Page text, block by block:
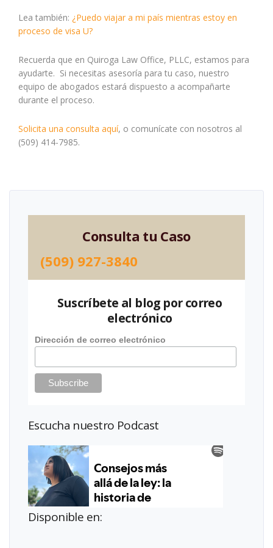
Lea también: ¿Puedo viajar a mi país mientras estoy en
proceso de visa U?
Recuerda que en Quiroga Law Office, PLLC, estamos para
ayudarte. Si necesitas asesoría para tu caso, nuestro
equipo de abogados estará dispuesto a acompañarte
durante el proceso.
Solicita una consulta aquí, o comunícate con nosotros al
(509) 414-7985.
Consulta tu Caso
(509) 927-3840
Suscríbete al blog por correo
electrónico
Dirección de correo electrónico
Escucha nuestro Podcast
Disponible en: